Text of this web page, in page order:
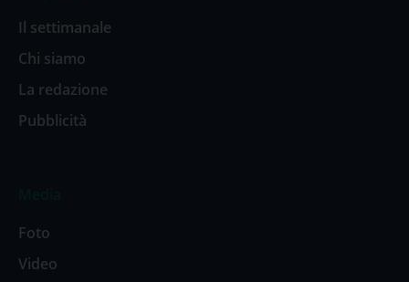
Il settimanale
Chi siamo
La redazione
Pubblicità
Foto
Video